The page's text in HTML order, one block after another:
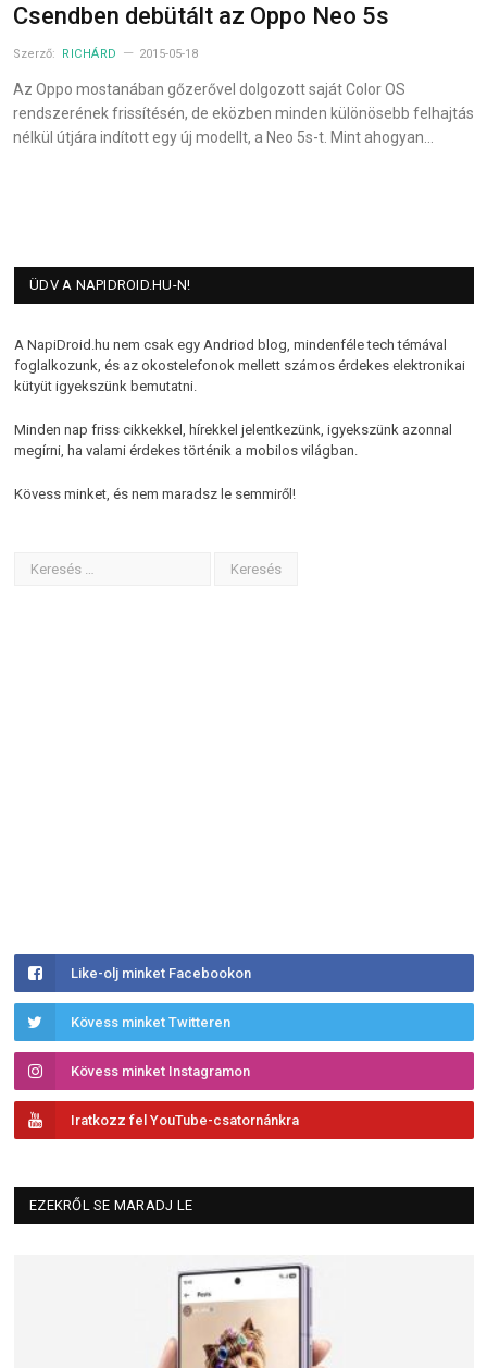
Csendben debütált az Oppo Neo 5s
Szerző: RICHÁRD 2015-05-18
Az Oppo mostanában gőzerővel dolgozott saját Color OS
rendszerének frissítésén, de eközben minden különösebb felhajtás
nélkül útjára indított egy új modellt, a Neo 5s-t. Mint ahogyan…
ÜDV A NAPIDROID.HU-N!
A NapiDroid.hu nem csak egy Andriod blog, mindenféle tech témával
foglalkozunk, és az okostelefonok mellett számos érdekes elektronikai
kütyüt igyekszünk bemutatni.
Minden nap friss cikkekkel, hírekkel jelentkezünk, igyekszünk azonnal
megírni, ha valami érdekes történik a mobilos világban.
Kövess minket, és nem maradsz le semmiről!
Like-olj minket Facebookon
Kövess minket Twitteren
Kövess minket Instagramon
Iratkozz fel YouTube-csatornánkra
EZEKRŐL SE MARADJ LE